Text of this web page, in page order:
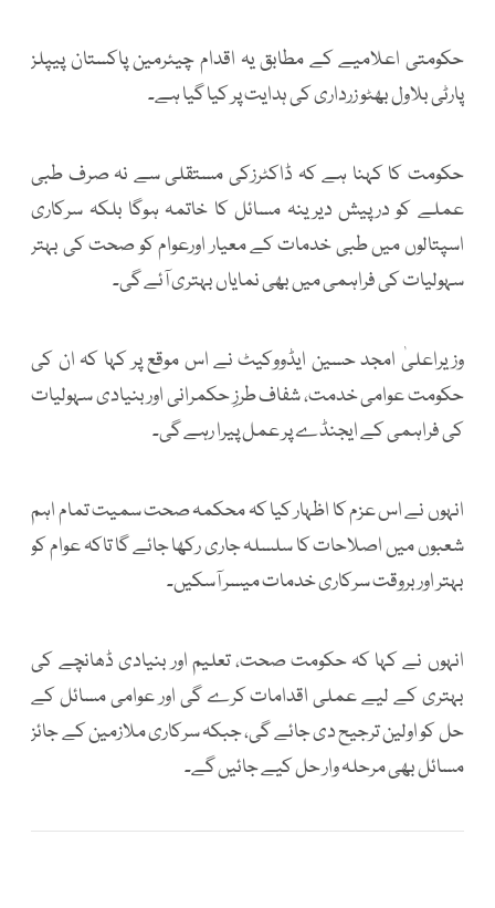
حکومتی اعلامیے کے مطابق یہ اقدام چیئرمین پاکستان پیپلز
پارٹی بلاول بھٹو زرداری کی ہدایت پر کیا گیا ہے۔
حکومت کا کہنا ہے کہ ڈاکٹرزکی مستقلی سے نہ صرف طبی
عملے کو درپیش دیرینہ مسائل کا خاتمہ ہوگا بلکہ سرکاری
اسپتالوں میں طبی خدمات کے معیار اورعوام کو صحت کی بہتر
سہولیات کی فراہمی میں بھی نمایاں بہتری آئے گی۔
وزیراعلیٰ امجد حسین ایڈووکیٹ نے اس موقع پر کہا کہ ان کی
حکومت عوامی خدمت، شفاف طرزِ حکمرانی اور بنیادی سہولیات
کی فراہمی کے ایجنڈے پر عمل پیرا رہے گی۔
انہوں نے اس عزم کا اظہار کیا کہ محکمہ صحت سمیت تمام اہم
شعبوں میں اصلاحات کا سلسلہ جاری رکھا جائے گا تاکہ عوام کو
بہتر اور بروقت سرکاری خدمات میسر آسکیں۔
انہوں نے کہا کہ حکومت صحت، تعلیم اور بنیادی ڈھانچے کی
بہتری کے لیے عملی اقدامات کرے گی اور عوامی مسائل کے
حل کو اولین ترجیح دی جائے گی، جبکہ سرکاری ملازمین کے جائز
مسائل بھی مرحلہ وار حل کیے جائیں گے۔